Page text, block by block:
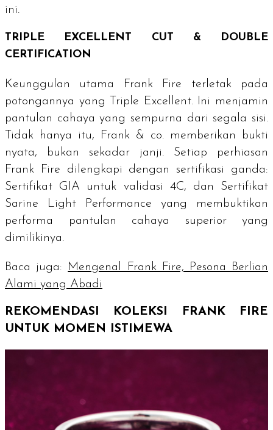
ini.
TRIPLE EXCELLENT CUT & DOUBLE
CERTIFICATION
Keunggulan utama Frank Fire terletak pada
potongannya yang
Triple Excellent. Ini menjamin
pantulan cahaya yang sempurna dari segala sisi.
Tidak hanya itu, Frank & co. memberikan bukti
nyata, bukan sekadar janji. Setiap perhiasan
Frank Fire dilengkapi dengan sertifikasi ganda:
Sertifikat GIA untuk validasi 4C, dan Sertifikat
Sarine Light Performance yang membuktikan
performa pantulan cahaya superior yang
dimilikinya.
Baca juga: Mengenal Frank Fire, Pesona Berlian
Alami yang Abadi
REKOMENDASI KOLEKSI FRANK FIRE
UNTUK MOMEN ISTIMEWA